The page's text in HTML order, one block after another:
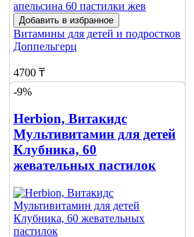
Добавить в избранное
Витамины для детей и подростков
Доппельгерц
4700 ₸
5400 ₸
Нет в наличии
Сообщить
о наличии
-9%
Herbion, Витакидс
Мультивитамин для детей
Клубника, 60
жевательных пастилок